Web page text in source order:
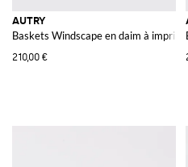
AUTRY
Baskets Windscape en daim à
210,00 €